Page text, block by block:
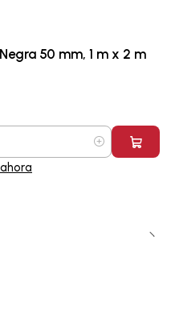
50 mm, 1 m x 2 m